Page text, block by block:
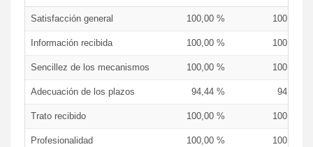
Satisfacción general 100,00 % 100,00 %
Información recibida 100,00 % 100,00 %
Sencillez de los mecanismos 100,00 % 100,00 %
Adecuación de los plazos 94,44 % 94,44 %
Trato recibido 100,00 % 100,00 %
Profesionalidad 100,00 % 100,00 %